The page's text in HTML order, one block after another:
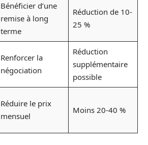
Bénéficier d’une
remise à long
terme
Réduction de 10-
25 %
Renforcer la
négociation
Réduction
supplémentaire
possible
Réduire le prix
mensuel
Moins 20-40 %